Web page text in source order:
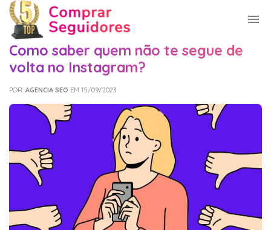
Como saber quem não te segue de
volta no Instagram?
POR: AGENCIA SEO EM 15/09/2023